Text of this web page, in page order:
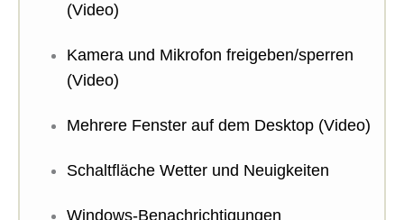
(Video)
Kamera und Mikrofon freigeben/sperren
(Video)
Mehrere Fenster auf dem Desktop (Video)
Schaltfläche Wetter und Neuigkeiten
Windows-Benachrichtigungen